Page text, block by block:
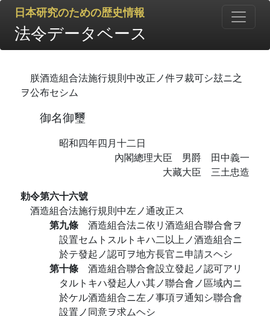
日本研究のための歴史情報
法令データベース
朕酒造組合法施行規則中改正ノ件ヲ裁可シ玆ニ之
ヲ公布セシム
御名御璽
昭和四年四月十二日
內閣總理大臣 男爵 田中義一
大藏大臣 三土忠造
勅令第六十六號
酒造組合法施行規則中左ノ通改正ス
第九條 酒造組合法ニ依リ酒造組合聯合會ヲ
設置セムトスルトキハ二以上ノ酒造組合ニ
於テ發起ノ認可ヲ地方長官ニ申請スヘシ
第十條 酒造組合聯合會設立發起ノ認可アリ
タルトキハ發起人ハ其ノ聯合會ノ區域內ニ
於ケル酒造組合ニ左ノ事項ヲ通知シ聯合會
設置ノ同意ヲ求ムヘシ